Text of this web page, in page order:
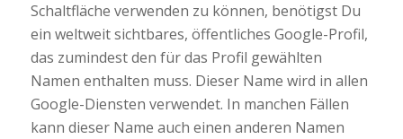
Schaltfläche verwenden zu können, benötigst Du
ein weltweit sichtbares, öffentliches Google-Profil,
das zumindest den für das Profil gewählten
Namen enthalten muss. Dieser Name wird in allen
Google-Diensten verwendet. In manchen Fällen
kann dieser Name auch einen anderen Namen